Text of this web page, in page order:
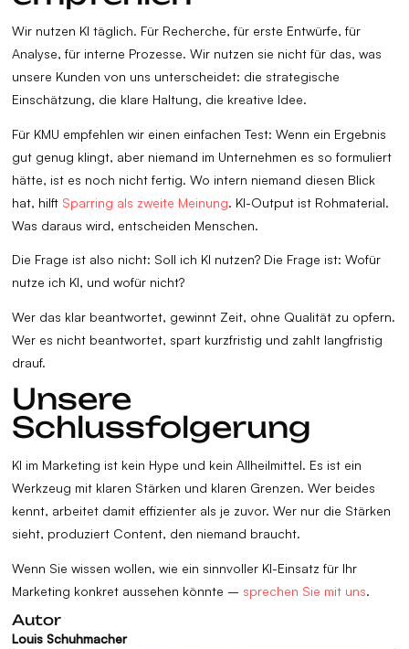
Wir nutzen KI täglich. Für Recherche, für erste Entwürfe, für
Analyse, für interne Prozesse. Wir nutzen sie nicht für das, was
unsere Kunden von uns unterscheidet: die strategische
Einschätzung, die klare Haltung, die kreative Idee.
Für KMU empfehlen wir einen einfachen Test: Wenn ein Ergebnis
gut genug klingt, aber niemand im Unternehmen es so formuliert
hätte, ist es noch nicht fertig. Wo intern niemand diesen Blick
hat, hilft Sparring als zweite Meinung. KI-Output ist Rohmaterial.
Was daraus wird, entscheiden Menschen.
Die Frage ist also nicht: Soll ich KI nutzen? Die Frage ist: Wofür
nutze ich KI, und wofür nicht?
Wer das klar beantwortet, gewinnt Zeit, ohne Qualität zu opfern.
Wer es nicht beantwortet, spart kurzfristig und zahlt langfristig
drauf.
Unsere
Schlussfolgerung
KI im Marketing ist kein Hype und kein Allheilmittel. Es ist ein
Werkzeug mit klaren Stärken und klaren Grenzen. Wer beides
kennt, arbeitet damit effizienter als je zuvor. Wer nur die Stärken
sieht, produziert Content, den niemand braucht.
Wenn Sie wissen wollen, wie ein sinnvoller KI-Einsatz für Ihr
Marketing konkret aussehen könnte – sprechen Sie mit uns.
Autor
Louis Schuhmacher